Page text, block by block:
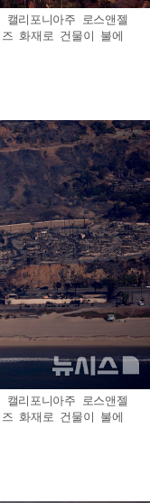
캘리포니아주 로스앤젤
화재로 건물이 불에
캘리포니아주 로스앤젤
화재로 건물이 불에